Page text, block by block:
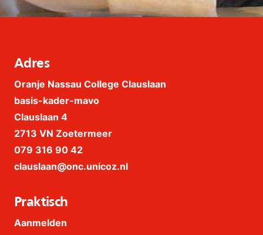
Adres
Oranje Nassau College Clauslaan
basis-kader-mavo
Clauslaan 4
2713 VN Zoetermeer
079 316 90 42
clauslaan@onc.unicoz.nl
Praktisch
Aanmelden